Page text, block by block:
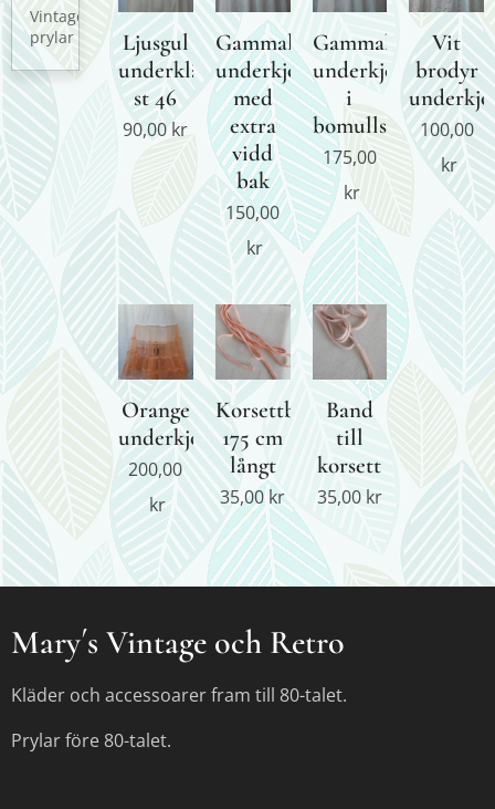
Vintage
prylar
Ljusgul
underklänning
st 46
90,00kr
Gammal
underkjol
med
extra
vidd
bak
150,00
kr
Gammal
underkjol
i
bomullstyg
175,00
kr
Vit
brodyr
100,00
kr
Orange
underkjol
200,00
kr
Korsettband
175 cm
långt
35,00kr
Band
till
korsett
35,00kr
Mary´s Vintage och Retro
Kläder och accessoarer fram till 80-talet.
Prylar före 80-talet.